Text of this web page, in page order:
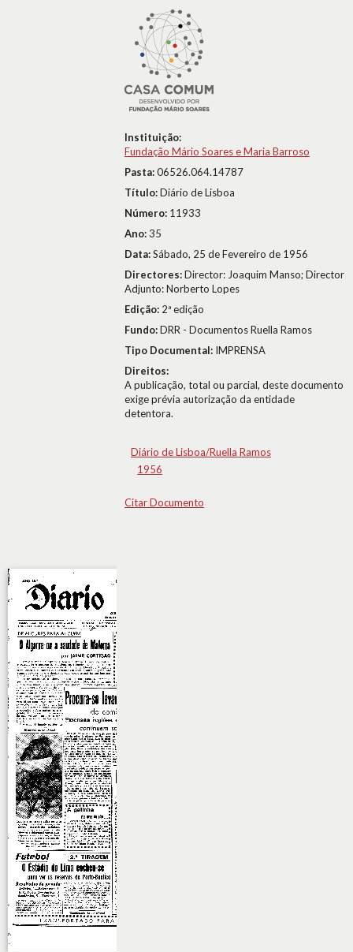
Instituição:
Fundação Mário Soares e Maria Barroso
Pasta:06526.064.14787
Título:Diário de Lisboa
Número: 11933
Ano:35
Data:Sábado, 25 de Fevereiro de 1956
Directores:Director: Joaquim Manso; Director
Adjunto: Norberto Lopes
Edição: 2ª edição
Fundo:DRR - Documentos Ruella Ramos
Tipo Documental: IMPRENSA
Direitos:
A publicação, total ou parcial, deste documento
exige prévia autorização da entidade
detentora.
Diário de Lisboa/Ruella Ramos
1956
Citar Documento